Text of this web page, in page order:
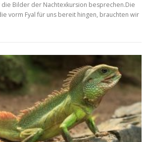
die Bilder der Nachtexkursion besprechen.Die
vorm Fyal für uns bereit hingen, brauchten wir